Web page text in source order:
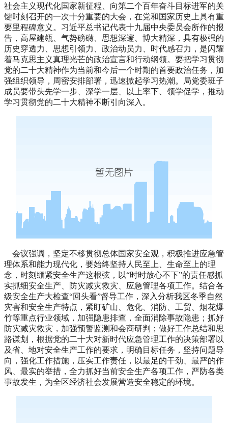
社会主义现代化国家新征程、向第二个百年奋斗目标进军的关
键时刻召开的一次十分重要的大会，在党和国家历史上具有重
要里程碑意义。习近平总书记代表十九届中央委员会所作的报
告，高屋建瓴、气势磅礴、思想深邃、博大精深，具有极强的
历史穿透力、思想引领力、政治动员力、时代感召力，是闪耀
着马克思主义真理光芒的政治宣言和行动纲领。要把学习贯彻
党的二十大精神作为当前和今后一个时期的首要政治任务，加
强组织领导，周密安排部署，迅速掀起学习热潮。局党委班子
成员要带头先学一步、深学一层、以上率下、领学促学，推动
学习贯彻党的二十大精神不断引向深入。
会议强调，坚定不移贯彻总体国家安全观，积极推进应急管
理体系和能力现代化，要始终坚持人民至上、生命至上的理
念，时刻绷紧安全生产这根弦，以“时时放心不下”的责任感抓
实抓细安全生产、防灾减灾救灾、应急管理各项工作。结合各
级安全生产大检查“回头看”督导工作，深入分析我区冬季自然
灾害和安全生产特点，紧盯矿山、危化、消防、工贸、烟花爆
竹等重点行业领域，加强隐患排查，全面消除事故隐患；抓好
防灾减灾救灾，加强预警监测和会商研判；做好工作总结和思
路谋划，根据党的二十大对新时代应急管理工作的决策部署以
及省、地对安全生产工作的要求，明确目标任务，坚持问题导
向，强化工作措施，压实工作责任，以最足的干劲、最严的作
风、最实的举措，全力抓好当前安全生产各项工作，严防各类
事故发生，为全区经济社会发展营造安全稳定的环境。